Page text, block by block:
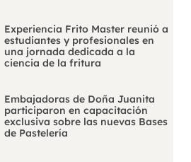
Experiencia Frito Master reunió a
estudiantes y profesionales en
una jornada dedicada a la
ciencia de la fritura
Embajadoras de Doña Juanita
participaron en capacitación
exclusiva sobre las nuevas Bases
de Pastelería